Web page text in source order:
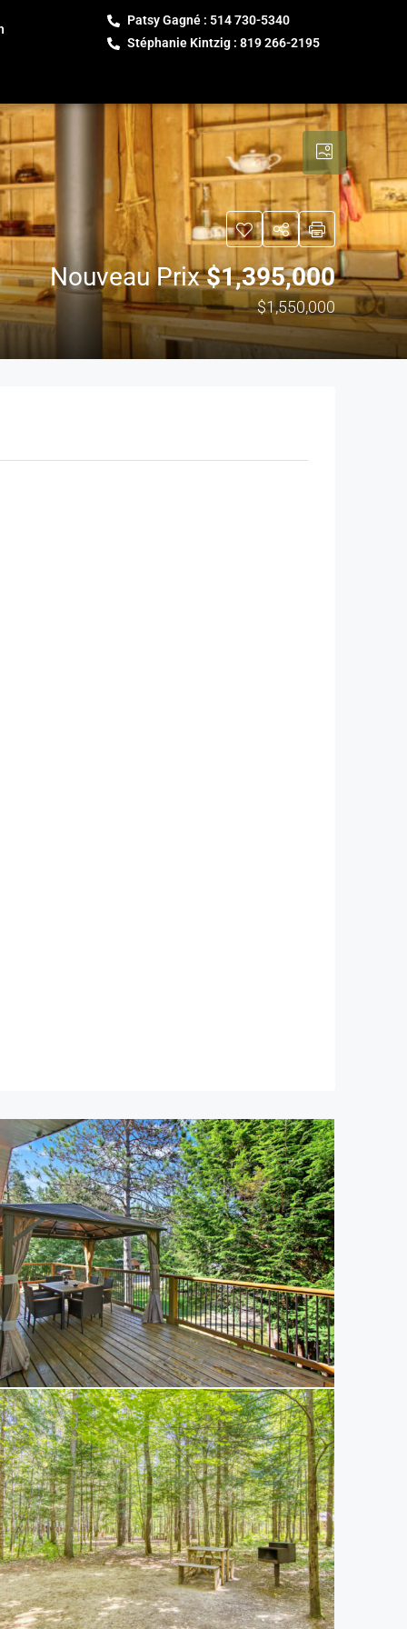
Patsy Gagné : 514 730-5340
Stéphanie Kintzig : 819 266-2195
Nouveau Prix$1,395,000
$1,550,000